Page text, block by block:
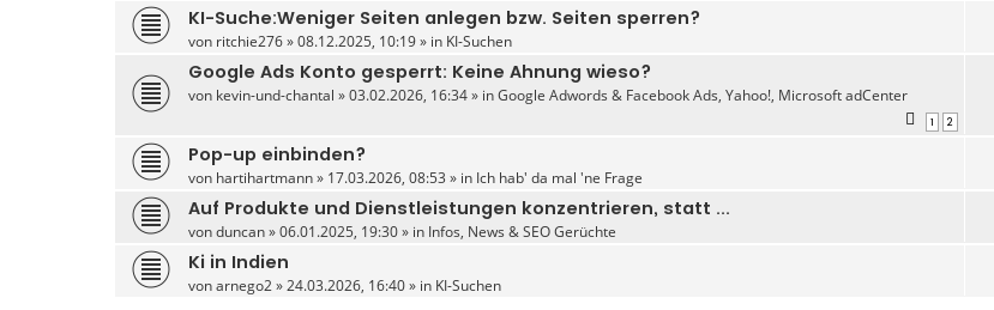
KI-Suche:Weniger Seiten anlegen bzw. Seiten sperren?
von ritchie276» 08.12.2025, 10:19 » in KI-Suchen
Google Ads Konto gesperrt: Keine Ahnung wieso?
von kevin-und-chantal » 03.02.2026, 16:34 » inGoogle Adwords & Facebook Ads, Yahoo!, Microsoft adCenter
1 2
Pop-up einbinden?
von hartihartmann» 17.03.2026, 08:53 » in Ich hab' da mal 'ne Frage
Auf Produkte und Dienstleistungen konzentrieren, statt ...
vonduncan» 06.01.2025, 19:30 » in Infos, News & SEO Gerüchte
Ki in Indien
vonarnego2» 24.03.2026, 16:40 » in KI-Suchen